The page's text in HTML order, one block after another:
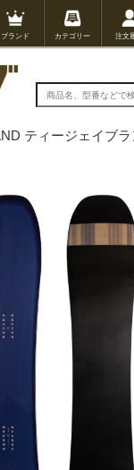
ブランド カテゴリー 注文
ティージェイブラ